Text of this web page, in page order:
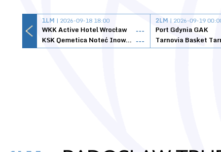
1LM | 2026-09-18 18:00
WKK Active Hotel Wrocław
---
KSK Qemetica Noteć Inowrocław ---
2LM | 2026-09-19
Port Gdynia GAK